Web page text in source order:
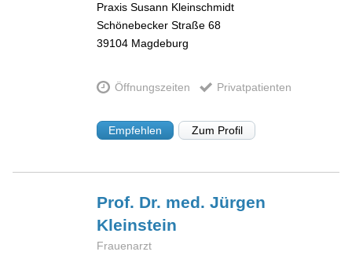
Praxis Susann Kleinschmidt
Schönebecker Straße 68
39104 Magdeburg
Öffnungszeiten Privatpatienten
Empfehlen Zum Profil
Prof. Dr. med. Jürgen
Kleinstein
Frauenarzt